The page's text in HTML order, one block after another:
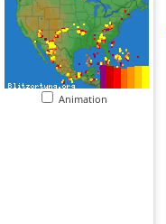
Animation